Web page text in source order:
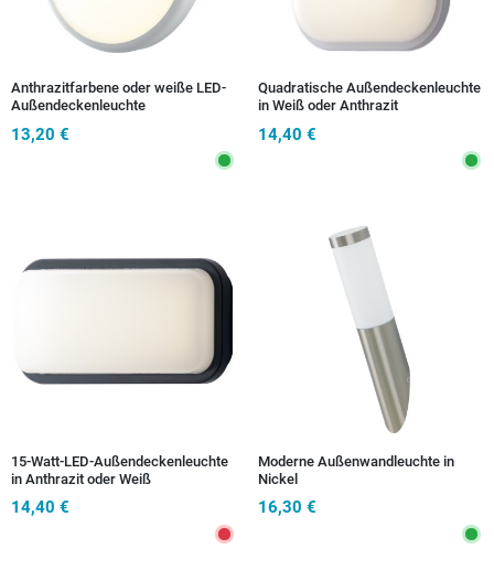
Anthrazitfarbene oder weiße LED-
Außendeckenleuchte
13,20 €
Quadratische Außendeckenleuchte
in Weiß oder Anthrazit
14,40 €
15-Watt-LED-Außendeckenleuchte
in Anthrazit oder Weiß
14,40 €
Moderne Außenwandleuchte in
Nickel
16,30 €